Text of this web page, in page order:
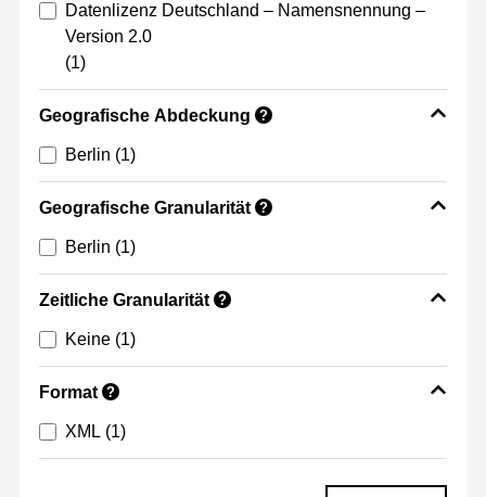
Datenlizenz Deutschland – Namensnennung –
Version 2.0
(1)
Geografische Abdeckung ?
Berlin (1)
Geografische Granularität ?
Berlin (1)
Zeitliche Granularität ?
Keine (1)
Format ?
XML (1)